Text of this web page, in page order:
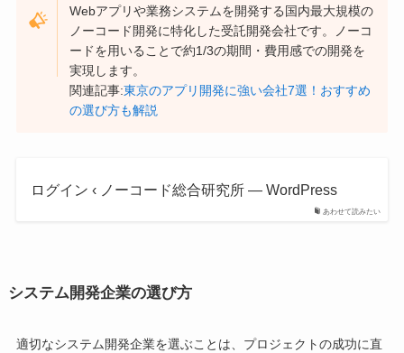
Webアプリや業務システムを開発する国内最大規模の
ノーコード開発に特化した受託開発会社です。ノーコ
ードを用いることで約1/3の期間・費用感での開発を
実現します。
関連記事:東京のアプリ開発に強い会社7選！おすすめ
の選び方も解説
あわせて読みたい
ログイン ‹ ノーコード総合研究所 — WordPress
システム開発企業の選び方
適切なシステム開発企業を選ぶことは、プロジェクトの成功に直